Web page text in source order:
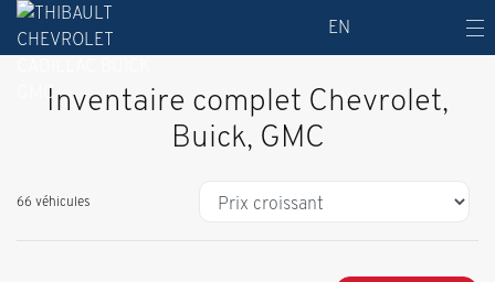
EN
Inventaire complet Chevrolet,
Buick, GMC
66 véhicules